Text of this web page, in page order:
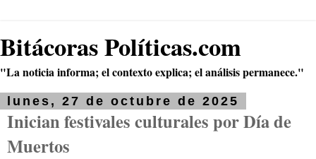
Bitácoras Políticas.com
"La noticia informa; el contexto explica; el análisis permanece."
lunes, 27 de octubre de 2025
Inician festivales culturales por Día de
Muertos